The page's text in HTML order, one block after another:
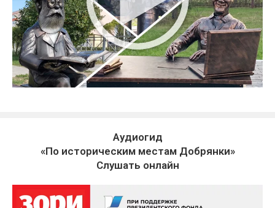
Аудиогид
«По историческим местам Добрянки»
Слушать онлайн